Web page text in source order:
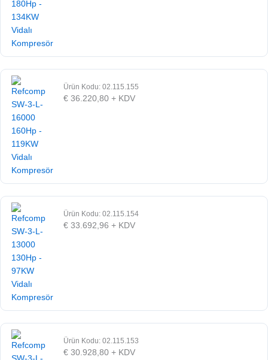
Ürün Kodu: 02.115.155
€ 36.220,80 + KDV
Ürün Kodu: 02.115.154
€ 33.692,96 + KDV
Ürün Kodu: 02.115.153
€ 30.928,80 + KDV